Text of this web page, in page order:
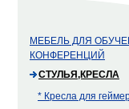
МЕБЕЛЬ ДЛЯ
КОНФЕРЕНЦИЙ
СТУЛЬЯ,КРЕСЛА
* Кресла для